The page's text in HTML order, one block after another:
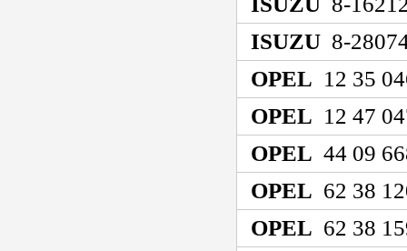
ISUZU 8-
OPEL 12 35
OPEL 12 47
OPEL 44 09
OPEL 62 38
OPEL 62 38